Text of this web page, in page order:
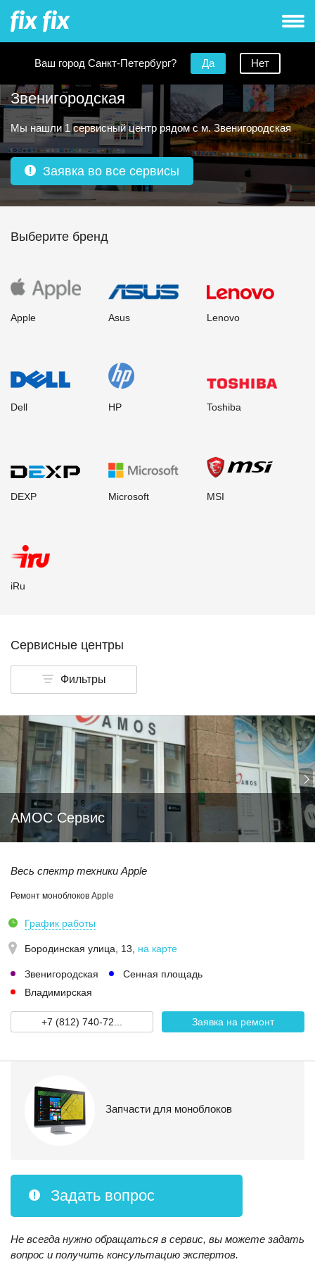
Ваш город Санкт-Петербург? Да Нет
Ремонт моноблоков рядом с метро
Звенигородская
Мы нашли 1 сервисный центр рядом с м. Звенигородская
Заявка во все сервисы
Выберите бренд
Apple Asus Lenovo
Dell HP Toshiba
DEXP Microsoft MSI
iRu
Сервисные центры
Фильтры
АМОС Сервис
Весь спектр техники Apple
Ремонт моноблоков Apple
График работы
Бородинская улица, 13 на карте
Звенигородская
Сенная площадь
Владимирская
+7 (812) 740-72... Заявка на ремонт
Запчасти для моноблоков
Задать вопрос
Не всегда нужно обращаться в сервис, вы можете задать
вопрос и получить консультацию экспертов.